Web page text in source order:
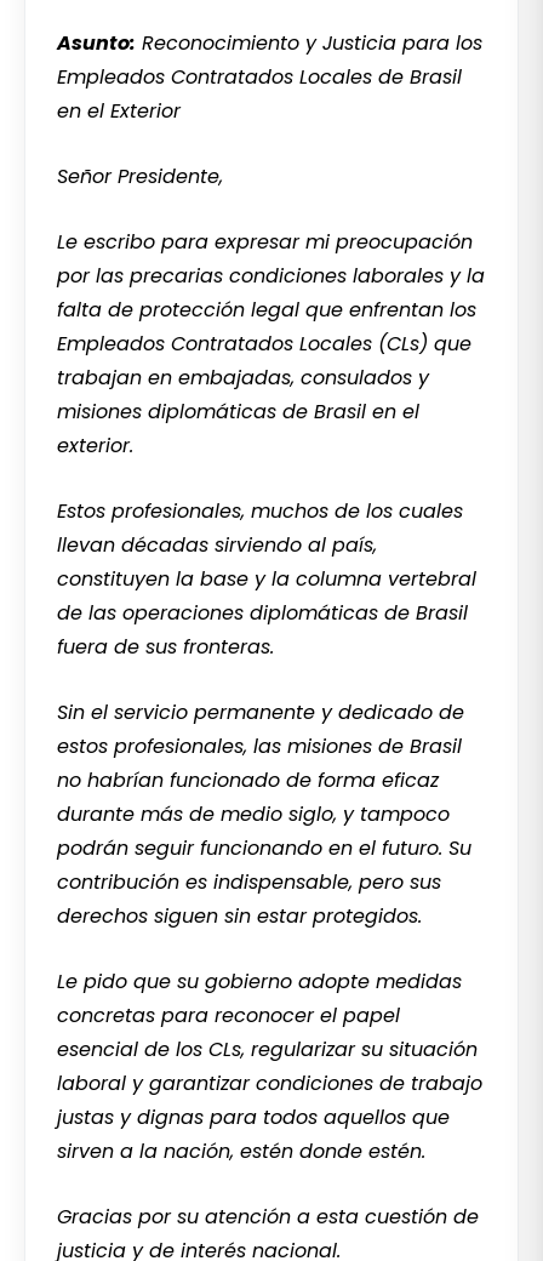
Asunto: Reconocimiento y Justicia para los
Empleados Contratados Locales de Brasil
en el Exterior
Señor Presidente,
Le escribo para expresar mi preocupación
por las precarias condiciones laborales y la
falta de protección legal que enfrentan los
Empleados Contratados Locales (CLs) que
trabajan en embajadas, consulados y
misiones diplomáticas de Brasil en el
exterior.
Estos profesionales, muchos de los cuales
llevan décadas sirviendo al país,
constituyen la base y la columna vertebral
de las operaciones diplomáticas de Brasil
fuera de sus fronteras.
Sin el servicio permanente y dedicado de
estos profesionales, las misiones de Brasil
no habrían funcionado de forma eficaz
durante más de medio siglo, y tampoco
podrán seguir funcionando en el futuro. Su
contribución es indispensable, pero sus
derechos siguen sin estar protegidos.
Le pido que su gobierno adopte medidas
concretas para reconocer el papel
esencial de los CLs, regularizar su situación
laboral y garantizar condiciones de trabajo
justas y dignas para todos aquellos que
sirven a la nación, estén donde estén.
Gracias por su atención a esta cuestión de
justicia y de interés nacional.